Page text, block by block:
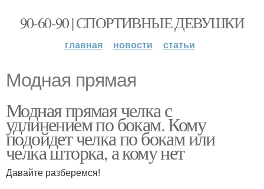
90-60-90 | СПОРТИВНЫЕ ДЕВУШКИ
главная новости статьи
Модная прямая
Модная прямая челка с
удлинением по бокам. Кому
подойдет челка по бокам или
челка шторка, а кому нет
Давайте разберемся!